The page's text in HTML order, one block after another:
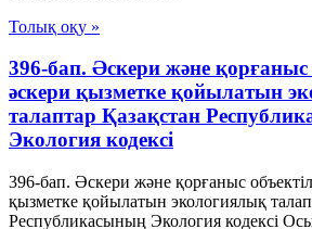
Толық оқу »
396-бап. Әскери және қорғаныс
әскери қызметке қойылатын
талаптар Қазақстан
Экология кодексі
396-бап. Әскери және қорғаныс
қызметке қойылатын экологиялық
Республикасының Экология кодексі